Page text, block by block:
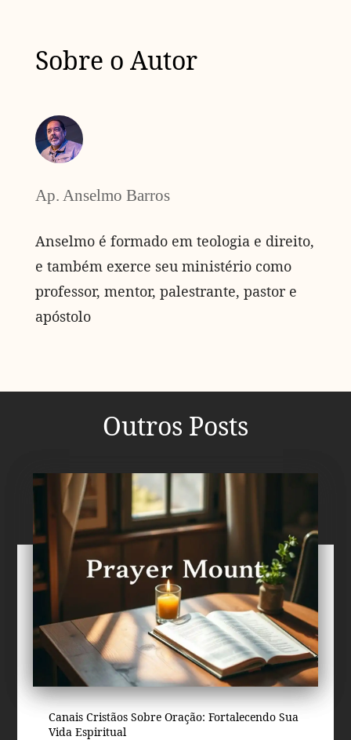
Sobre o Autor
Ap. Anselmo Barros
Anselmo é formado em teologia e direito,
e também exerce seu ministério como
professor, mentor, palestrante, pastor e
apóstolo
Outros Posts
Canais Cristãos Sobre Oração: Fortalecendo Sua
Vida Espiritual